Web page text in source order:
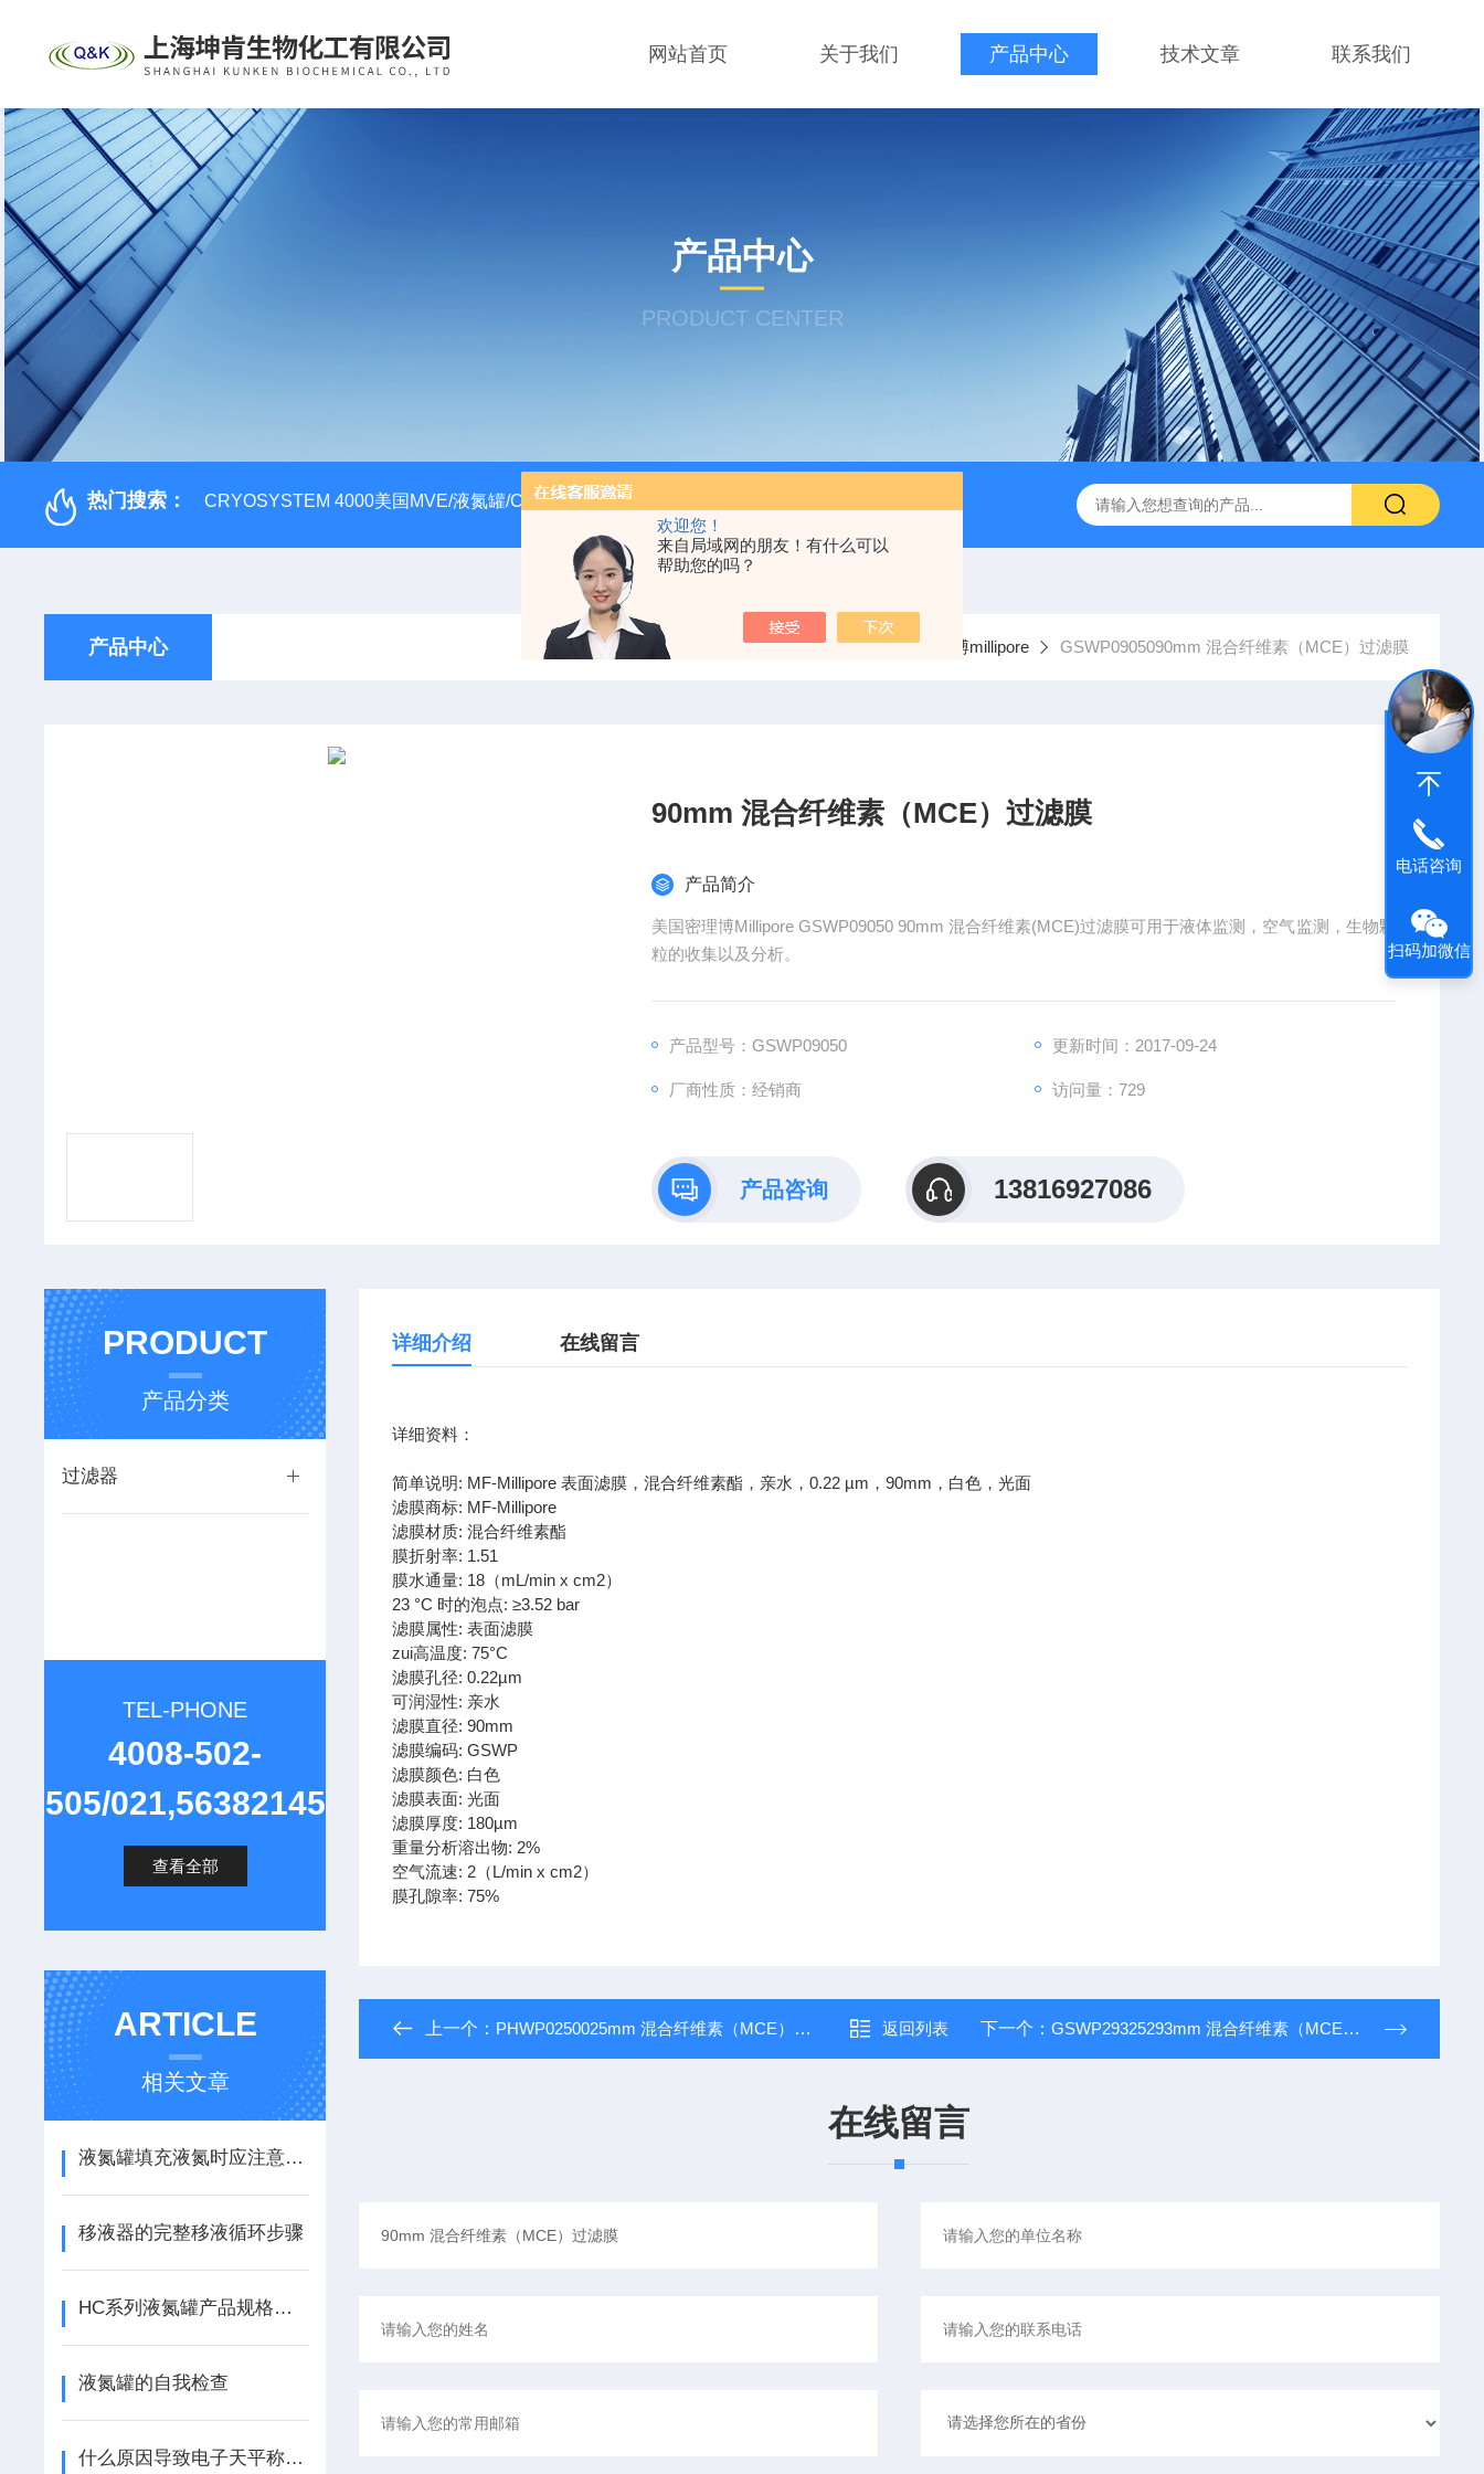
欢迎您！
来自局域网的朋友！有什么可以
帮助您的吗？
网站首页 关于我们 产品中心 技术文章 联系我们
产品中心
PRODUCT CENTER
热门搜索： CRYOSYSTEM 4000美国MVE/液氮罐/CRYOSYSTEM 4000 美国Corning 384孔细胞培养板 安捷伦Agilent色谱柱清单1 产品价格
产品中心 当前位置： 首页 产品中心 过滤器 美国密理博millipore GSWP0905090mm 混合纤维素（MCE）过滤膜
90mm 混合纤维素（MCE）过滤膜
产品简介
美国密理博Millipore GSWP09050 90mm 混合纤维素(MCE)过滤膜可用于液体监测，空气监测，生物颗
粒的收集以及分析。
产品型号：GSWP09050 更新时间：2017-09-24
厂商性质：经销商 访问量：729
产品咨询 13816927086
PRODUCT
产品分类
过滤器
TEL-PHONE
4008-502-
505/021,56382145
查看全部
ARTICLE
相关文章
液氮罐填充液氮时应注意些什么
移液器的完整移液循环步骤
HC系列液氮罐产品规格及贮存量介绍
液氮罐的自我检查
什么原因导致电子天平称量不稳定？
详细介绍 在线留言
详细资料：
简单说明: MF-Millipore 表面滤膜，混合纤维素酯，亲水，0.22 µm，90mm，白色，光面
滤膜商标: MF-Millipore
滤膜材质: 混合纤维素酯
膜折射率: 1.51
膜水通量: 18（mL/min x cm2）
23 °C 时的泡点: ≥3.52 bar
滤膜属性: 表面滤膜
zui高温度: 75°C
滤膜孔径: 0.22µm
可润湿性: 亲水
滤膜直径: 90mm
滤膜编码: GSWP
滤膜颜色: 白色
滤膜表面: 光面
滤膜厚度: 180µm
重量分析溶出物: 2%
空气流速: 2（L/min x cm2）
膜孔隙率: 75%
上一个： PHWP0250025mm 混合纤维素（MCE）过滤膜 返回列表 下一个： GSWP29325293mm 混合纤维素（MCE）过滤膜
在线留言
电话咨询
扫码加微信